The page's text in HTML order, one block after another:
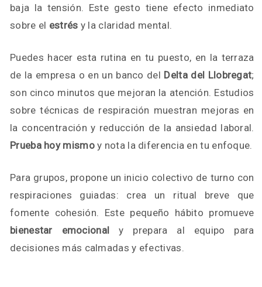
baja la tensión. Este gesto tiene efecto inmediato
sobre el estrés y la claridad mental.
Puedes hacer esta rutina en tu puesto, en la terraza
de la empresa o en un banco del Delta del Llobregat;
son cinco minutos que mejoran la atención. Estudios
sobre técnicas de respiración muestran mejoras en
la concentración y reducción de la ansiedad laboral.
Prueba hoy mismoy nota la diferencia en tu enfoque.
Para grupos, propone un inicio colectivo de turno con
respiraciones guiadas: crea un ritual breve que
fomente cohesión. Este pequeño hábito promueve
bienestar emocional y prepara al equipo para
decisiones más calmadas y efectivas.